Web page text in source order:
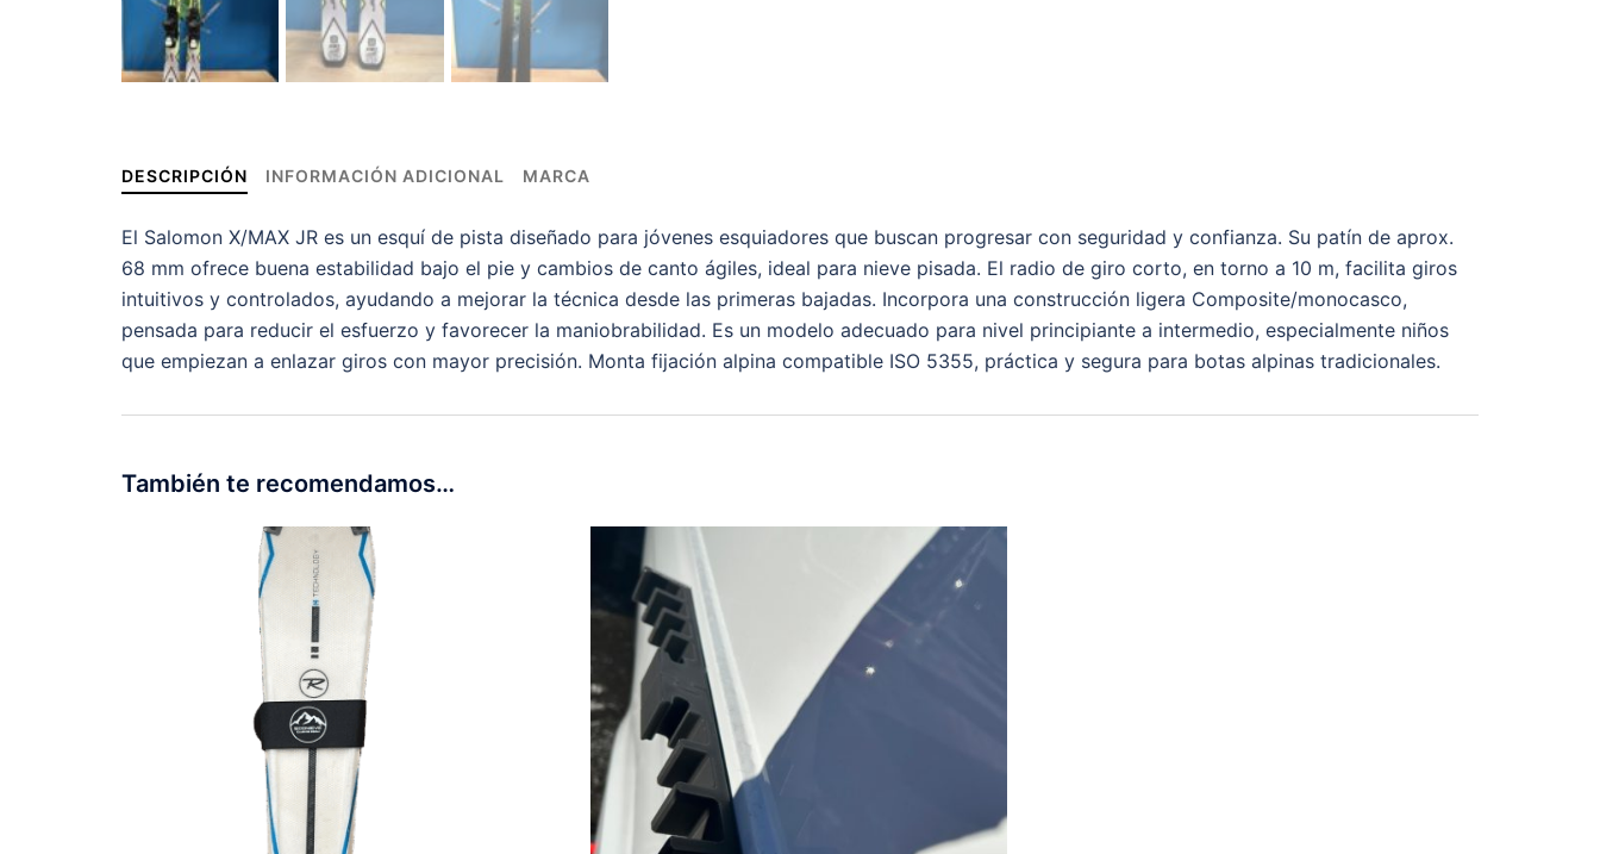
DESCRIPCIÓN INFORMACIÓN ADICIONAL MARCA
El Salomon X/MAX JR es un esquí de pista diseñado para jóvenes esquiadores que buscan progresar con seguridad y confianza. Su patín de aprox.
68 mm ofrece buena estabilidad bajo el pie y cambios de canto ágiles, ideal para nieve pisada. El radio de giro corto, en torno a 10 m, facilita giros
intuitivos y controlados, ayudando a mejorar la técnica desde las primeras bajadas. Incorpora una construcción ligera Composite/monocasco,
pensada para reducir el esfuerzo y favorecer la maniobrabilidad. Es un modelo adecuado para nivel principiante a intermedio, especialmente niños
que empiezan a enlazar giros con mayor precisión. Monta fijación alpina compatible ISO 5355, práctica y segura para botas alpinas tradicionales.
También te recomendamos…